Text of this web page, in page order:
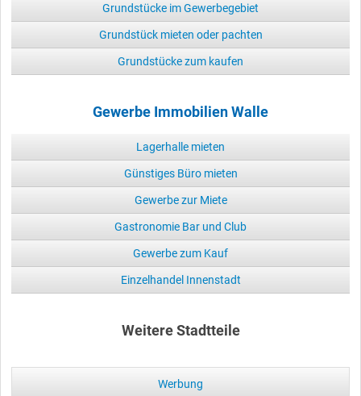
Grundstücke im Gewerbegebiet
Grundstück mieten oder pachten
Grundstücke zum kaufen
Gewerbe Immobilien Walle
Lagerhalle mieten
Günstiges Büro mieten
Gewerbe zur Miete
Gastronomie Bar und Club
Gewerbe zum Kauf
Einzelhandel Innenstadt
Weitere Stadtteile
Werbung